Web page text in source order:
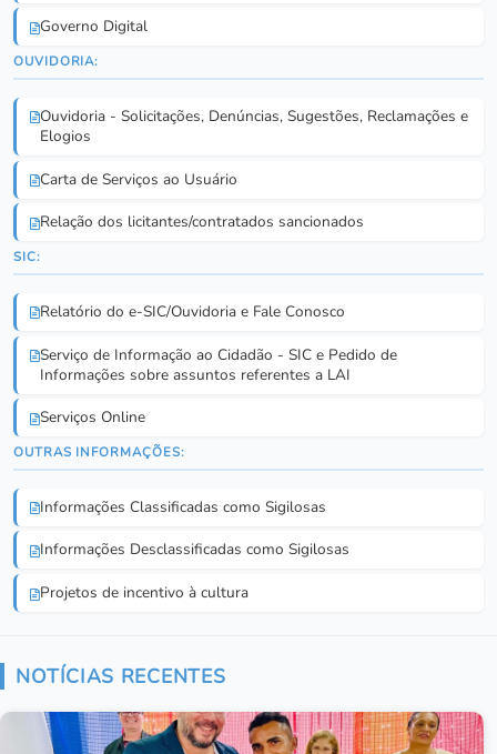
Governo Digital
OUVIDORIA:
Ouvidoria - Solicitações, Denúncias, Sugestões, Reclamações e
Elogios
Carta de Serviços ao Usuário
Relação dos licitantes/contratados sancionados
SIC:
Relatório do e-SIC/Ouvidoria e Fale Conosco
Serviço de Informação ao Cidadão - SIC e Pedido de
Informações sobre assuntos referentes a LAI
Serviços Online
OUTRAS INFORMAÇÕES:
Informações Classificadas como Sigilosas
Informações Desclassificadas como Sigilosas
Projetos de incentivo à cultura
NOTÍCIAS RECENTES